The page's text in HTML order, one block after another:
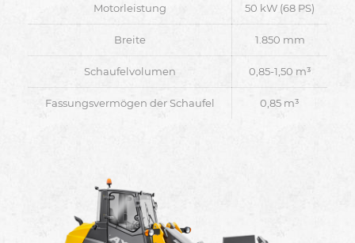
Motorleistung 50 kW (68 PS)
Breite 1.850 mm
Schaufelvolumen 0,85-1,50 m³
Fassungsvermögen der Schaufel 0,85 m³